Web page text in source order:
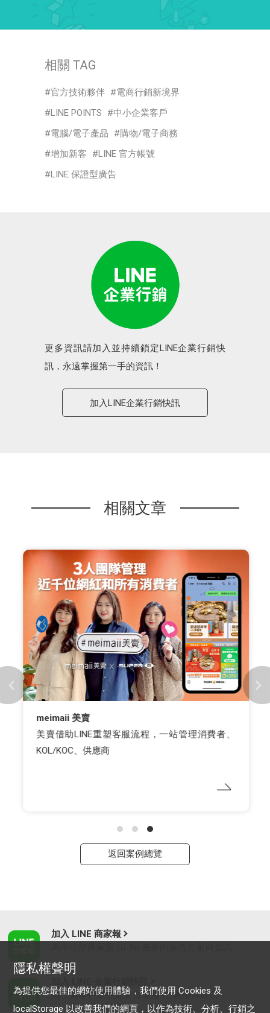
相關 TAG
官方技術夥伴
電商行銷新境界
LINE POINTS
中小企業客戶
電腦/電子產品
購物/電子商務
增加新客
LINE 官方帳號
LINE 保證型廣告
更多資訊請加入並持續鎖定LINE企業行銷快
訊，永遠掌握第一手的資訊！
加入LINE企業行銷快訊
相關文章
meimaii 美賣
美賣借助LINE重塑客服流程，一站管理消費者、
KOL/KOC、供應商
返回案例總覽
加入 LINE 商家報
為企業客戶提供最新市場趨勢, 應用與案例
隱私權聲明
為提供您最佳的網站使用體驗，我們使用 Cookies 及
localStorage 以改善我們的網頁，以作為技術、分析、行銷之